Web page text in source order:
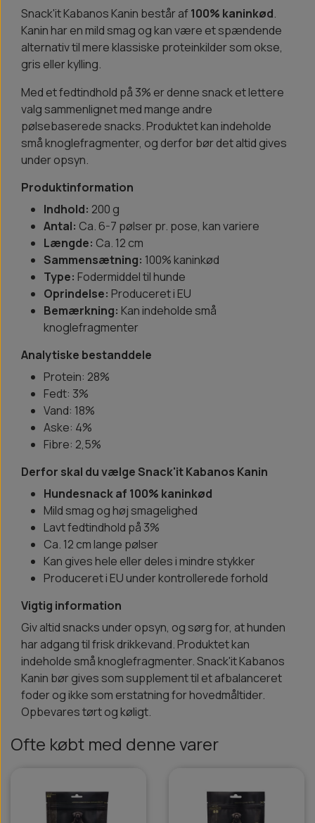
Snack'it Kabanos Kanin består af100% kaninkød.
Kanin har en mild smag og kan være et spændende
alternativ til mere klassiske proteinkilder som okse,
gris eller kylling.
Med et fedtindhold på 3% er denne snack et lettere
valg sammenlignet med mange andre
pølsebaserede snacks. Produktet kan indeholde
små knoglefragmenter, og derfor bør det altid gives
under opsyn.
Produktinformation
Indhold: 200 g
Antal: Ca. 6-7 pølser pr. pose, kan variere
Længde: Ca. 12 cm
Sammensætning: 100% kaninkød
Type: Fodermiddel til hunde
Oprindelse: Produceret i EU
Bemærkning: Kan indeholde små
knoglefragmenter
Analytiske bestanddele
Protein: 28%
Fedt: 3%
Vand: 18%
Aske: 4%
Fibre: 2,5%
Derfor skal du vælge Snack'it Kabanos Kanin
Hundesnack af 100% kaninkød
Mild smag og høj smagelighed
Lavt fedtindhold på 3%
Ca. 12 cm lange pølser
Kan gives hele eller deles i mindre stykker
Produceret i EU under kontrollerede forhold
Vigtig information
Giv altid snacks under opsyn, og sørg for, at hunden
har adgang til frisk drikkevand. Produktet kan
indeholde små knoglefragmenter. Snack'it Kabanos
Kanin bør gives som supplement til et afbalanceret
foder og ikke som erstatning for hovedmåltider.
Opbevares tørt og køligt.
Ofte købt med denne varer